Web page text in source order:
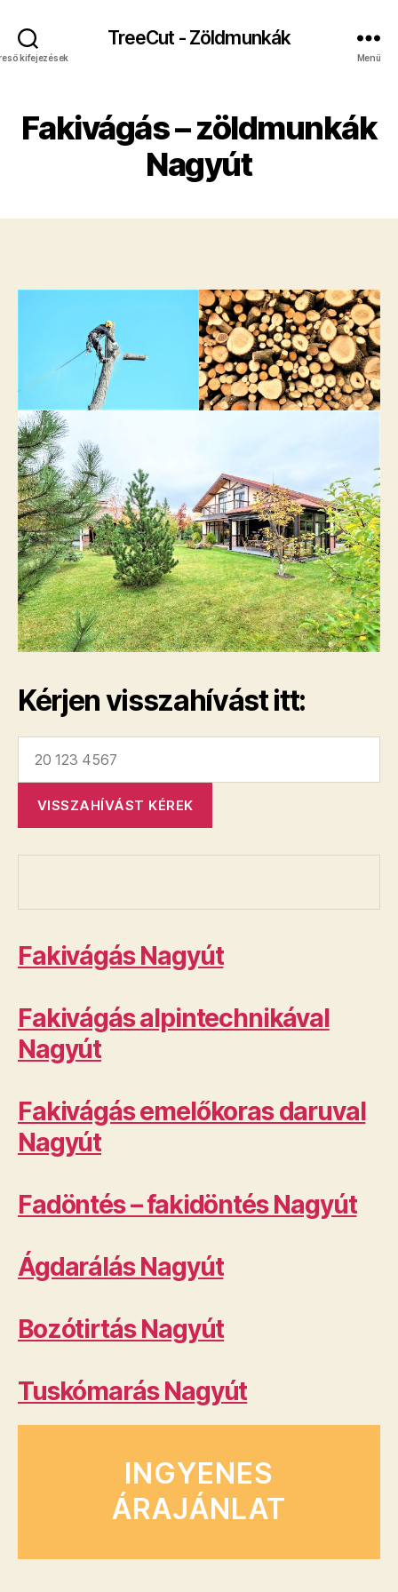
kifejezések
TreeCut - Zöldmunkák
Menü
Fakivágás – zöldmunkák
Nagyút
Kérjen visszahívást itt:
Fakivágás Nagyút
Fakivágás alpintechnikával
Nagyút
Fakivágás emelőkoras daruval
Nagyút
Fadöntés – fakidöntés Nagyút
Ágdarálás Nagyút
Bozótirtás Nagyút
Tuskómarás Nagyút
INGYENES
ÁRAJÁNLAT